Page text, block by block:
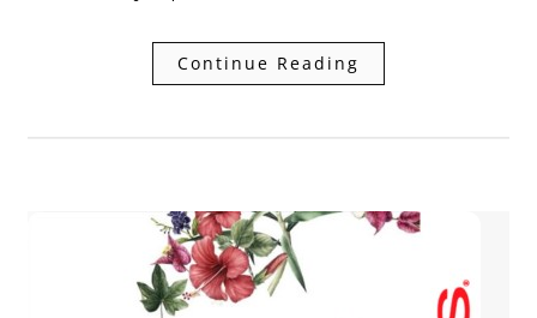
Continue Reading